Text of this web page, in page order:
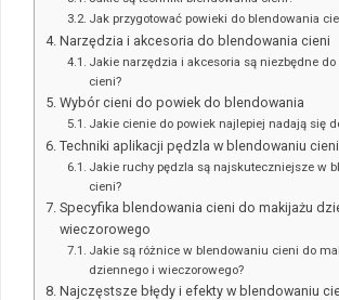
Jak przygotować powieki do blendowania
Narzędzia i akcesoria do blendowania cieni
Jakie narzędzia i akcesoria są niezbędne
cieni?
Wybór cieni do powiek do blendowania
Jakie cienie do powiek najlepiej nadają się
Techniki aplikacji pędzla w blendowaniu cieni
Jakie ruchy pędzla są najskuteczniejsze w
cieni?
Specyfika blendowania cieni do makijażu
wieczorowego
Jakie są różnice w blendowaniu cieni do
dziennego i wieczorowego?
Najczęstsze błędy i efekty w blendowaniu